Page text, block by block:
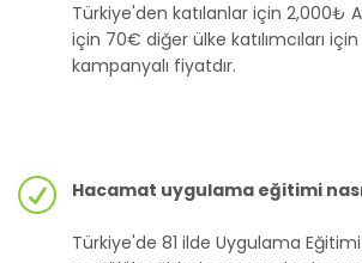
Türkiye'den katılanlar için 2,000₺
için 70€ diğer ülke katılımcıları için
kampanyalı fiyatdır.
Hacamat uygulama eğitimi
Türkiye'de 81 ilde Uygulama